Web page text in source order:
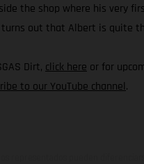
the shop where his very
turns out that Albert is quite
Dirt, click here or for
to our YouTube channel.